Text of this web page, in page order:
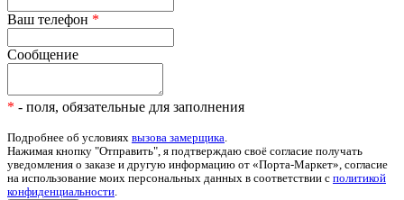
Ваш телефон *
Сообщение
* - поля, обязательные для заполнения
Подробнее об условиях вызова замерщика.
Нажимая кнопку "Отправить", я подтверждаю своё согласие получать
уведомления о заказе и другую информацию от «Порта-Маркет», согласие
на использование моих персональных данных в соответствии с политикой
конфиденциальности.